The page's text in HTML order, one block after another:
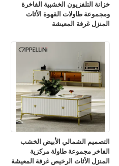
خزانة التلفزيون الخشبية الفاخرة
ومجموعة طاولات القهوة الأثاث
المنزل غرفة المعيشة
التصميم الشمالي الأبيض الخشب
الفاخر مجموعة طاولة مركزية
المنزل الأثاث الرخيص غرفة المعيشة